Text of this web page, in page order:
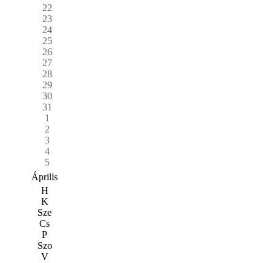
22
23
24
25
26
27
28
29
30
31
1
2
3
4
5
Április
H
K
Sze
Cs
P
Szo
V